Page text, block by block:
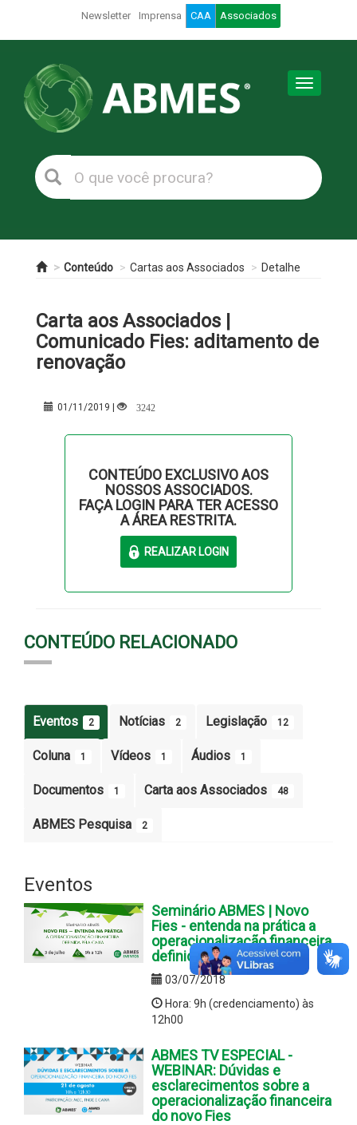
Newsletter Imprensa CAA Associados
Toggle
Conteúdo Cartas aos Associados Detalhe
Carta aos Associados |
Comunicado Fies: aditamento de
renovação
01/11/2019 | 3242
CONTEÚDO EXCLUSIVO AOS
NOSSOS ASSOCIADOS.
FAÇA LOGIN PARA TER ACESSO
A ÁREA RESTRITA.
CONTEÚDO RELACIONADO
Eventos 2 Notícias 2 Legislação 12
Coluna 1 Vídeos 1 Áudios 1
Documentos 1 Carta aos Associados 48
ABMES Pesquisa 2
Eventos
Seminário ABMES | Novo
Fies - entenda na prática a
operacionalização financeira
definida pela Caixa
03/07/2018
Hora: 9h (credenciamento) às
12h00
ABMES TV ESPECIAL -
WEBINAR: Dúvidas e
esclarecimentos sobre a
operacionalização financeira
do novo Fies